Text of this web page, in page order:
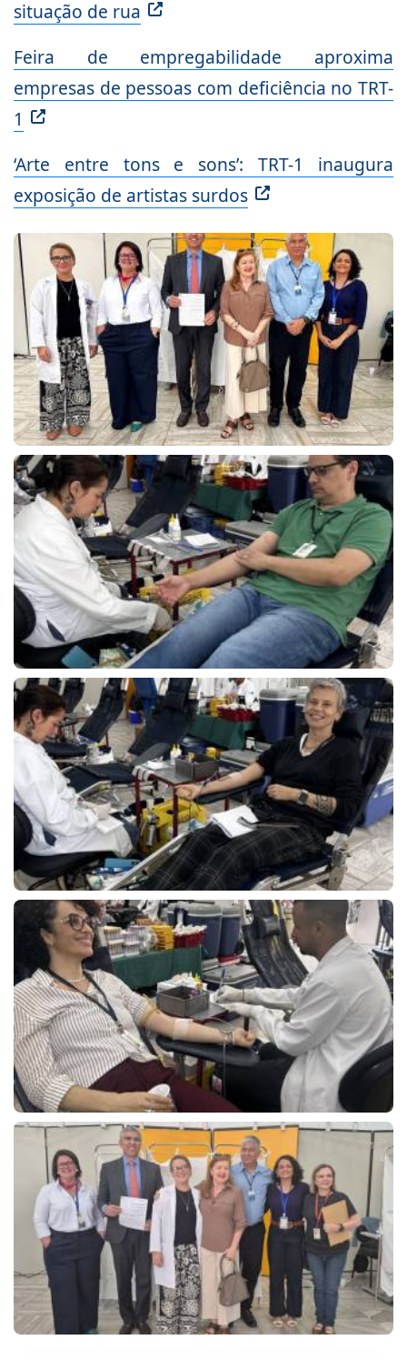
situação de rua
Feira de empregabilidade aproxima
empresas de pessoas com deficiência no TRT-
1
‘Arte entre tons e sons’: TRT-1 inaugura
exposição de artistas surdos